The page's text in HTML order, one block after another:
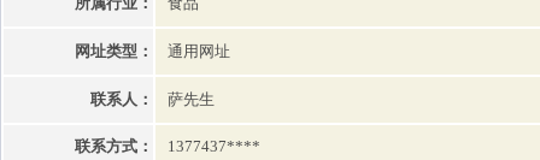
网址类型： 通用网址
联系人： 萨先生
联系方式： 1377437****